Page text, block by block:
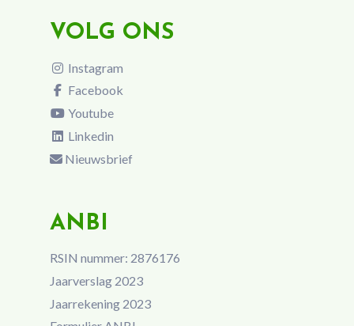
VOLG ONS
Instagram
Facebook
Youtube
Linkedin
Nieuwsbrief
ANBI
RSIN nummer: 2876176
Jaarverslag 2023
Jaarrekening 2023